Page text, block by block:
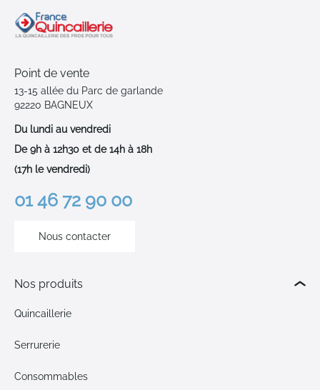
Point de vente
13-15 allée du Parc de garlande
92220 BAGNEUX
Du lundi au vendredi
De 9h à 12h30 et de 14h à 18h
(17h le vendredi)
01 46 72 90 00
Nous contacter
Nos produits
Quincaillerie
Serrurerie
Consommables